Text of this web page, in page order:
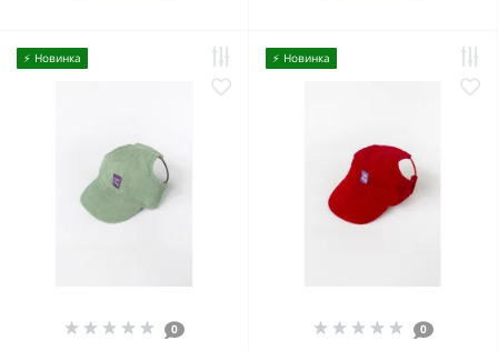
⚡️ Новинка
0
⚡️ Новинка
0